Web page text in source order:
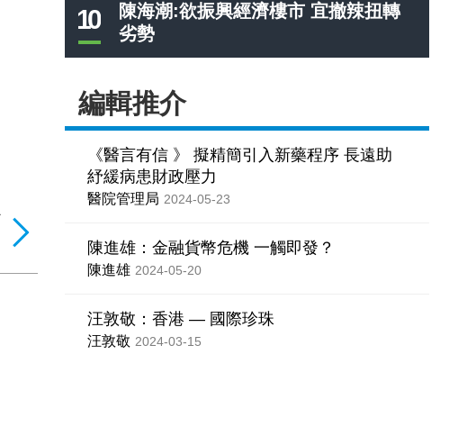
10
陳海潮:欲振興經濟樓市 宜撤辣扭轉
劣勢
編輯推介
《醫言有信 》 擬精簡引入新藥程序 長遠助
紓緩病患財政壓力
醫院管理局 2024-05-23
陳進雄：金融貨幣危機 一觸即發？
陳進雄 2024-05-20
汪敦敬：香港 — 國際珍珠
汪敦敬 2024-03-15